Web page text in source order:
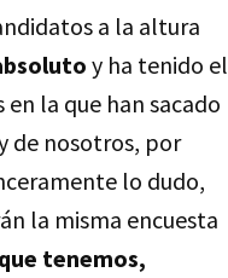
a la altura
y ha tenido el
la que han sacado
de nosotros, por
lo dudo,
la misma encuesta
tenemos,